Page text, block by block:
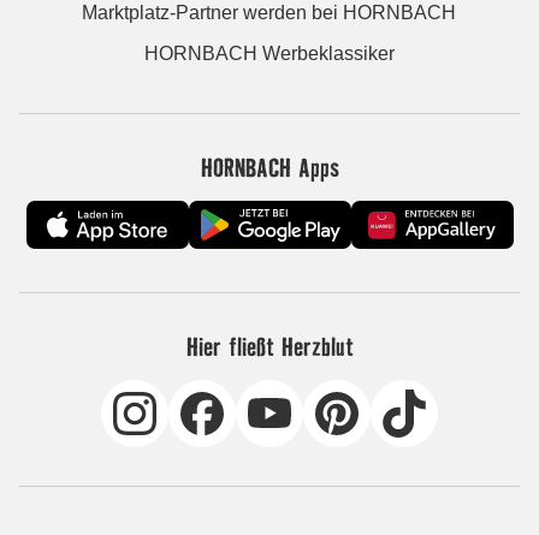
Marktplatz-Partner werden bei HORNBACH
HORNBACH Werbeklassiker
HORNBACH Apps
Hier fließt Herzblut